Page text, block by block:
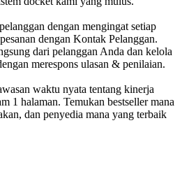
dengan mengingat setiap
dengan Kontak Pelanggan.
dari pelanggan Anda dan kelola
merespons ulasan & penilaian.
waktu nyata tentang kinerja
1 halaman. Temukan bestseller mana
dan penyedia mana yang terbaik